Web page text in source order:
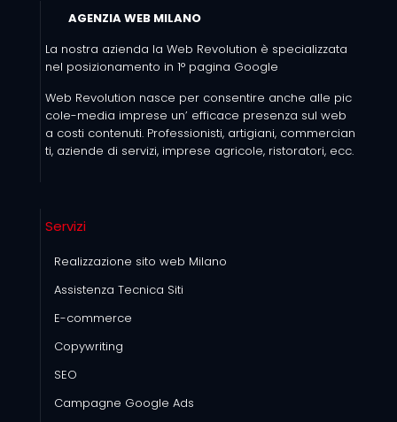
AGENZIA WEB MILANO
La nostra azienda la Web Revolution è specializzata
nel posizionamento in 1° pagina Google
Web Revolution nasce per consentire anche alle pic
cole-media imprese un’ efficace presenza sul web
a costi contenuti. Professionisti, artigiani, commercian
ti, aziende di servizi, imprese agricole, ristoratori, ecc.
Servizi
Realizzazione sito web Milano
Assistenza Tecnica Siti
E-commerce
Copywriting
SEO
Campagne Google Ads